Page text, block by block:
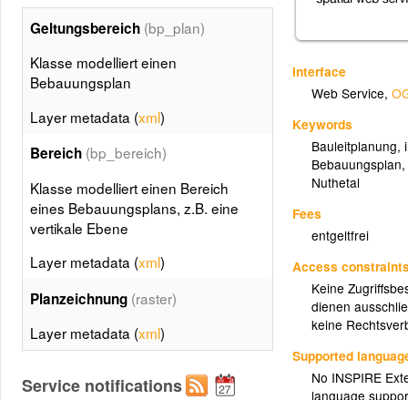
Interface
Web Service,
Keywords
Bauleitplanung,
Bebauungsplan
Nuthetal
Fees
entgeltfrei
Access
Keine
dienen
keine
Supported
No INSPIRE
language
Geltungsbereich (bp_plan)
Klasse modelliert einen
Bebauungsplan
Layer metadata (xml)
Bereich (bp_bereich)
Klasse modelliert einen Bereich
eines Bebauungsplans, z.B. eine
vertikale Ebene
Layer metadata (xml)
Planzeichnung (raster)
Layer metadata (xml)
Service notifications